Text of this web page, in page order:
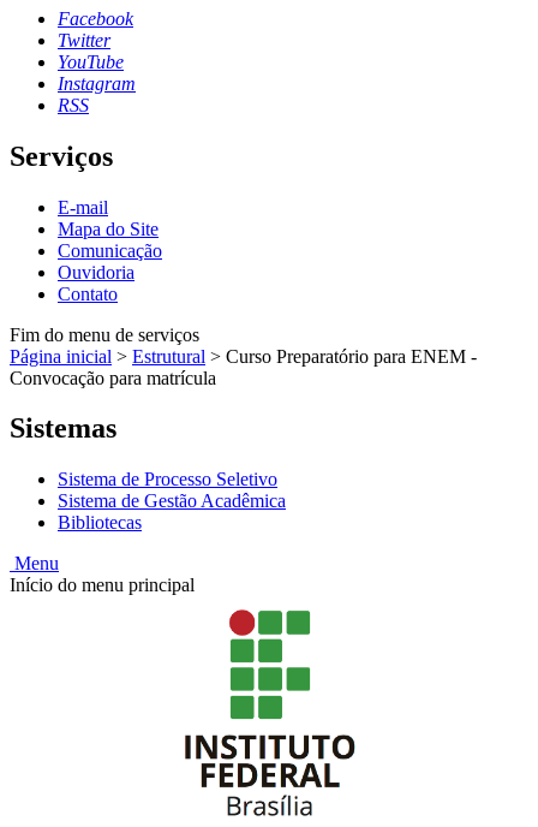
Facebook
Twitter
YouTube
Instagram
RSS
Serviços
E-mail
Mapa do Site
Comunicação
Ouvidoria
Contato
Fim do menu de serviços
Página inicial > Estrutural > Curso Preparatório para ENEM -
Convocação para matrícula
Sistemas
Sistema de Processo Seletivo
Sistema de Gestão Acadêmica
Bibliotecas
Menu
Início do menu principal